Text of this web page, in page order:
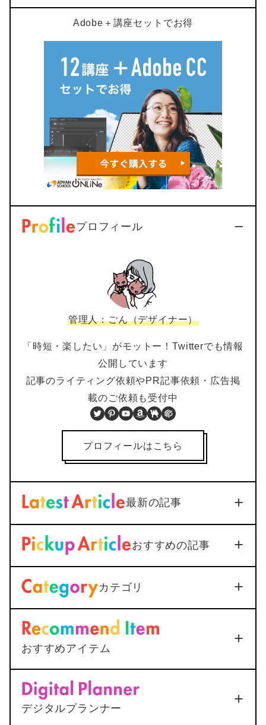
Adobe＋講座セットでお得
プロフィール
管理人：ごん（デザイナー）
「時短・楽したい」がモットー！Twitterでも情報
公開しています
記事のライティング依頼やPR記事依頼・広告掲
載のご依頼も受付中
Twitter
Pinterest
YouTube
Amazon
BOOTH
PIXTA
プロフィールはこちら
最新の記事
録音を標準機能で活用｜設定
イルが.datになってしまう
<AutoCAD>マルチ引出線の
下線が最終行で二重になる原
おすすめの記事
Download
デジタルプランナー10年手帳〜アプリより
も自由に〜
カテゴリ
おすすめアイテム
シル
総合
デジタルプランナー